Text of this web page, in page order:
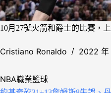
10月27號火箭和爵士的比賽，
Cristiano Ronaldo 2022 年
NBA職業籃球